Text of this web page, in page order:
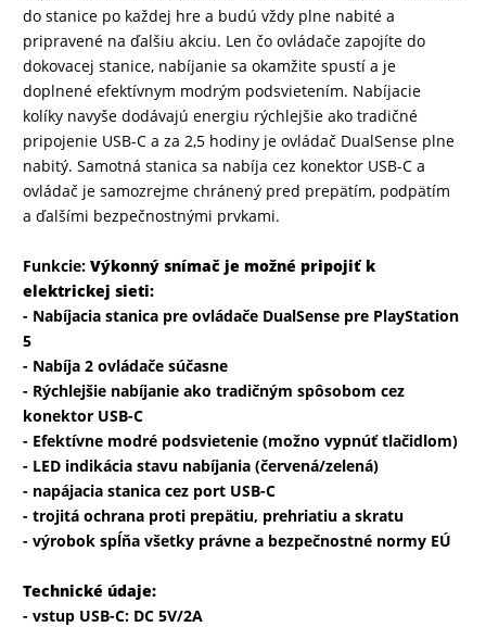
MATKA
A
DIEŤA
DRONY
DOM,
DIELŇA
A
ZÁHRADA
do stanice po každej hre a budú vždy plne nabité a
pripravené na ďalšiu akciu. Len čo ovládače zapojíte do
dokovacej stanice, nabíjanie sa okamžite spustí a je
doplnené efektívnym modrým podsvietením. Nabíjacie
kolíky navyše dodávajú energiu rýchlejšie ako tradičné
pripojenie USB-C a za 2,5 hodiny je ovládač DualSense plne
nabitý. Samotná stanica sa nabíja cez konektor USB-C a
ovládač je samozrejme chránený pred prepätím, podpätím
a ďalšími bezpečnostnými prvkami.
Funkcie:Výkonný snímač je možné pripojiť k
elektrickej sieti:
- Nabíjacia stanica pre ovládače DualSense pre PlayStation
5
- Nabíja 2 ovládače súčasne
- Rýchlejšie nabíjanie ako tradičným spôsobom cez
konektor USB-C
- Efektívne modré podsvietenie (možno vypnúť tlačidlom)
- LED indikácia stavu nabíjania (červená/zelená)
- napájacia stanica cez port USB-C
- trojitá ochrana proti prepätiu, prehriatiu a skratu
- výrobok spĺňa všetky právne a bezpečnostné normy EÚ
Technické údaje:
- vstup USB-C: DC 5V/2A